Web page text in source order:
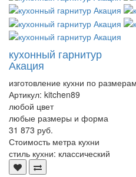
кухонный гарнитур
Акация
изготовление кухни по
Артикул: kitchen89
любой цвет
любые размеры и форма
31 873 руб.
Стоимость метра кухни
стиль кухни: классический